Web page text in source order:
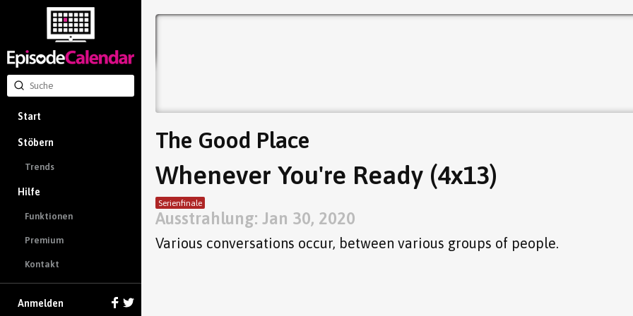
Start
Stöbern
Trends
Hilfe
Funktionen
Premium
Kontakt
Anmelden
The Good Place
Whenever You're Ready (4x13)
Serienfinale
Ausstrahlung: Jan 30, 2020
Various conversations occur, between various groups of people.